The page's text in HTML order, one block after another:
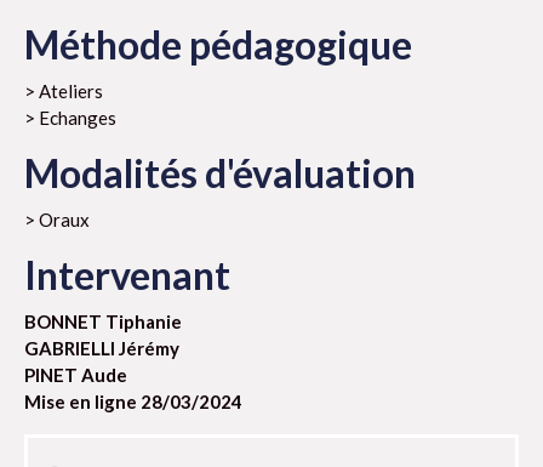
Méthode pédagogique
> Ateliers
> Echanges
Modalités d'évaluation
> Oraux
Intervenant
BONNET Tiphanie
GABRIELLI Jérémy
PINET Aude
Mise en ligne 28/03/2024